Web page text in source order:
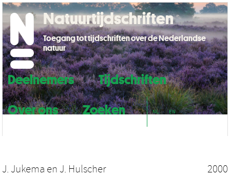
Deelnemers
Tijdschriften
Over ons
Zoeken NL EN
Natuurtijdschriften
Toegang tot tijdschriften over de Nederlandse
natuur
J. Jukema en J. Hulscher 2000